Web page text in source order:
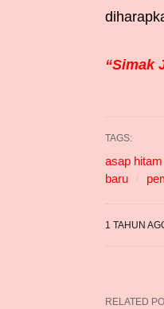
“Simak
TAGS:
asap
baru
1 TAHUN
RELATED